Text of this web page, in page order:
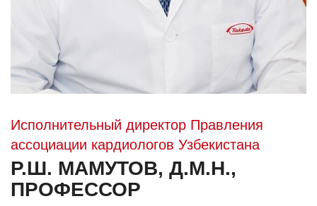
Исполнительный директор Правления
ассоциации кардиологов Узбекистана
Р.Ш. МАМУТОВ, Д.М.Н.,
ПРОФЕССОР